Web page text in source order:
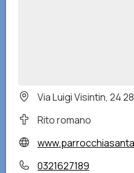
Via Luigi Visintin, 24
Rito romano
0321627189